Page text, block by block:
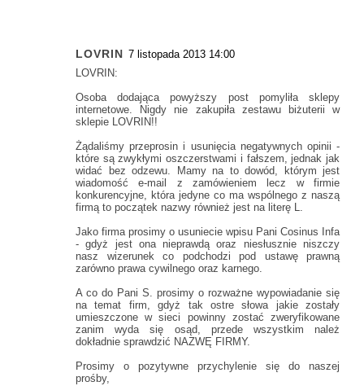
LOVRIN 7 listopada 2013 14:00
LOVRIN:
Osoba dodająca powyższy post pomyliła sklepy
internetowe. Nigdy nie zakupiła zestawu biżuterii w
sklepie LOVRIN!!
Żądaliśmy przeprosin i usunięcia negatywnych opinii -
które są zwykłymi oszczerstwami i fałszem, jednak jak
widać bez odzewu. Mamy na to dowód, którym jest
wiadomość e-mail z zamówieniem lecz w firmie
konkurencyjne, która jedyne co ma wspólnego z naszą
firmą to początek nazwy również jest na literę L.
Jako firma prosimy o usuniecie wpisu Pani Cosinus Infa
- gdyż jest ona nieprawdą oraz niesłusznie niszczy
nasz wizerunek co podchodzi pod ustawę prawną
zarówno prawa cywilnego oraz karnego.
A co do Pani S. prosimy o rozważne wypowiadanie się
na temat firm, gdyż tak ostre słowa jakie zostały
umieszczone w sieci powinny zostać zweryfikowane
zanim wyda się osąd, przede wszystkim należ
dokładnie sprawdzić NAZWĘ FIRMY.
Prosimy o pozytywne przychylenie się do naszej
prośby,